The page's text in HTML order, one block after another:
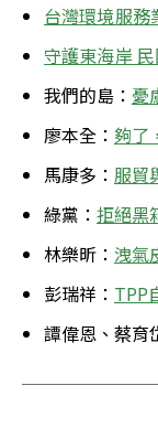
台灣環境服務
守護東海岸
我們的島： 憂
廖本全： 夠了
馬康多： 服貿
綠黨： 拒絕黑
林樂昕： 洩氣
彭瑞祥： TPP
譚偉恩、蔡育